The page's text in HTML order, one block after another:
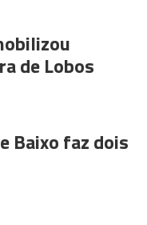
de Lobos
Baixo faz dois